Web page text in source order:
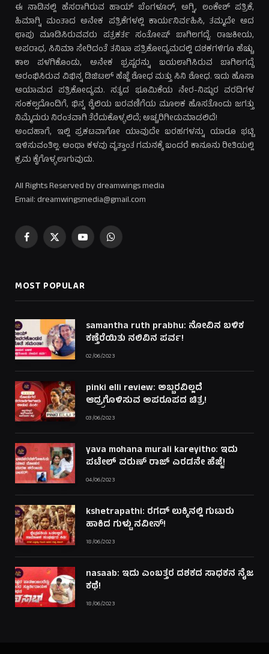
ಈ ನಾಡಿನಲ್ಲಿ ಹೆಸರಾಗಿರುವ ಹಾಯ್ ಬೆಂಗಳೂರ್, ಅಗ್ನಿ, ಲಂಕೇಶ್ ಪತ್ರಿಕೆ,
ಹಿಮಾಗ್ನಿ ಮಂತಾದ ಅನೇಕ ಪತ್ರಿಕೆಗಳಲ್ಲಿ ಕಾರ್ಯನಿರ್ವಹಿಸಿ, ತಮ್ಮದೇ ಆದ
ಛಾಪು ಮೂಡಿಸಿರುವವರು ಪತ್ರಕರ್ತ ಸಂತೋಷ್ ಬಾಗಿಲಗದ್ದೆ. ರಾಜಕೀಯ,
ಅಪರಾಧ, ಸಿನಿಮಾ ಸೇರಿದಂತೆ ತನಿಖಾ ಪತ್ರಿಕೋದ್ಯಮದಲ್ಲಿ ದಶಕಗಳಿಗೂ ಹೆಚ್ಚು
ಕಾಲ ಪಳಗಿಕೊಂಡು, ಅನೇಕ ಭ್ರಷ್ಟರನ್ನು ಬಯಲಾಗಿಸಿರುವ ಬಾಗಿಲಗದ್ದೆ
ಆರಂಭಿಸಿರುವ ವಿಭಿನ್ನ ಡಿಜಿಟಲ್ ಹೆಜ್ಜೆ ಶೋಧ ಮತ್ತು ಸಿನಿ ಶೋಧ. ಇದು ಹೊಸಾ
ಆಯಾಮದ ಪತ್ರಿಕೋದ್ಯಮ. ಸತ್ಯದ ಭೂಮಿಕೆಯ ನೇರ-ನಿಷ್ಠುರ ವರದಿಗಳ
ಸಂಕಲ್ಪದೊಂದಿಗೆ, ಭಿನ್ನ ಶೈಲಿಯ ಬರವಣಿಗೆಯ ಮೂಲಕ ಹೊಸತೊಂದು ಜಗತ್ತು
ನಿಮ್ಮೆದುರು ನಿರಂತವಾಗಿ ತೆರೆದುಕೊಳ್ಳಲಿದೆ; ಅಚ್ಚರಿಗೀಡುಮಾಡಲಿದೆ!
ಅಂದಹಾಗೆ, ಇಲ್ಲಿ ಪ್ರಕಟವಾಗೋ ಯಾವುದೇ ಬರಹಗಳನ್ನು ಯಾರೂ ಭಟ್ಟಿ
ಇಳಿಸುವಂತಿಲ್ಲ. ಅಂಥಾ ಕಳವು ವೃತ್ತಾಂತ ಗಮನಕ್ಕೆ ಬಂದರೆ ಕಾನೂನು ರೀತಿಯಲ್ಲಿ
ಕ್ರಮ ಕೈಗೊಳ್ಳಲಾಗುವುದು.
All Rights Reserved by dreamwings media
Email: dreamwingsmedia@gmail.com
Facebook
X
YouTubeWhatsApp
MOST POPULAR
samantha ruth prabhu: ನೋವಿನ ಬಳಿಕ
ಕಣ್ತೆರೆಯಿತು ನಲಿವಿನ ಪರ್ವ!
02/06/2023
pinki elli review: ಅಬ್ಬರವಿಲ್ಲದೆ
ಆದ್ರ್ರಗೊಳಿಸುವ ಅಪರೂಪದ ಚಿತ್ರ!
03/06/2023
yava mohana murali kareyitho: ಇದು
ಪಟೇಲ್ ವರುಣ್ ರಾಜ್ ಎರಡನೇ ಹೆಜ್ಜೆ!
04/06/2023
kshetrapathi: ರಗಡ್ ಲುಕ್ಕಿನಲ್ಲಿ ಗುಟುರು
ಹಾಕಿದ ಗುಳ್ಟು ನವೀನ್!
18/06/2023
nasaab: ಇದು ಎಂಬತ್ತರ ದಶಕದ ಸಾಧಕನ ನೈಜ
ಕಥೆ!
18/06/2023